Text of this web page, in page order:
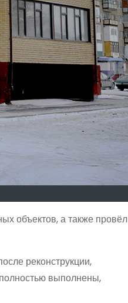
объектов, а также провёл
реконструкции,
выполнены,